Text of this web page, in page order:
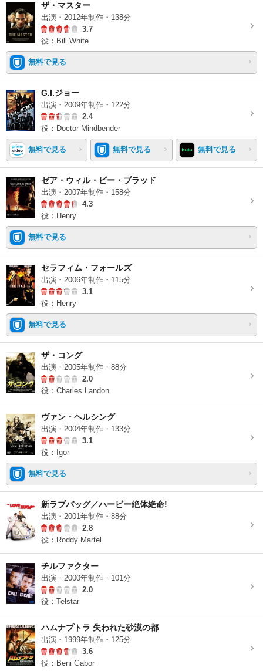
ザ・マスター
出演・2012年制作・138分
3.7
役：Bill White
無料で見る
G.I.ジョー
出演・2009年制作・122分
2.4
役：Doctor Mindbender
無料で見る 無料で見る 無料で見る
ゼア・ウィル・ビー・ブラッド
出演・2007年制作・158分
4.3
役：Henry
無料で見る
セラフィム・フォールズ
出演・2006年制作・115分
3.1
役：Henry
無料で見る
ザ・コング
出演・2005年制作・88分
2.0
役：Charles Landon
ヴァン・ヘルシング
出演・2004年制作・133分
3.1
役：Igor
無料で見る
新ラブバッグ／ハービー絶体絶命!
出演・2001年制作・88分
2.8
役：Roddy Martel
チルファクター
出演・2000年制作・101分
2.0
役：Telstar
ハムナプトラ 失われた砂漠の都
出演・1999年制作・125分
3.6
役：Beni Gabor